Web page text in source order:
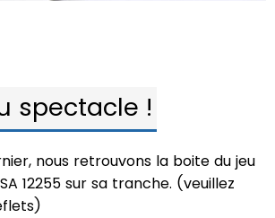
spectacle !
nous retrouvons la boite du jeu
12255 sur sa tranche. (veuillez